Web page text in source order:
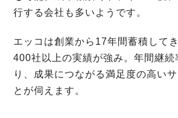
行する会社も多いようです。
エッコは創業から17年間蓄積して
400社以上の実績が強み。年間継続
り、成果につながる満足度の高い
とが伺えます。